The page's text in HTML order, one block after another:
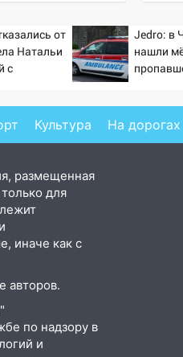
от
Натальи
с
Jedro: в
нашли
Культура На дорогах
размещенная
для
иначе как с
авторов.
по надзору в
и